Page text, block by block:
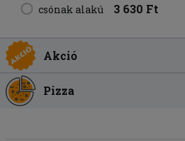
csónak alakú 3 630 Ft
Akció
Pizza